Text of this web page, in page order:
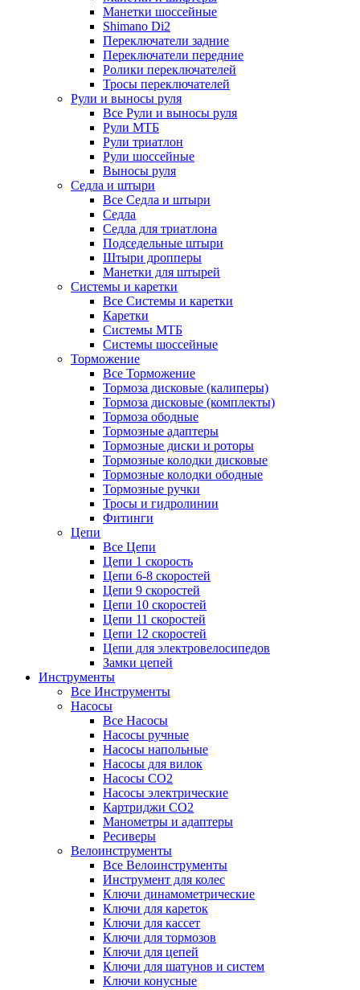
Манетки шоссейные
Shimano Di2
Переключатели задние
Переключатели передние
Ролики переключателей
Тросы переключателей
Рули и выносы руля
Все Рули и выносы руля
Рули МТБ
Рули триатлон
Рули шоссейные
Выносы руля
Седла и штыри
Все Седла и штыри
Седла
Седла для триатлона
Подседельные штыри
Штыри дропперы
Манетки для штырей
Системы и каретки
Все Системы и каретки
Каретки
Системы МТБ
Системы шоссейные
Торможение
Все Торможение
Тормоза дисковые (калиперы)
Тормоза дисковые (комплекты)
Тормоза ободные
Тормозные адаптеры
Тормозные диски и роторы
Тормозные колодки дисковые
Тормозные колодки ободные
Тормозные ручки
Тросы и гидролинии
Фитинги
Цепи
Все Цепи
Цепи 1 скорость
Цепи 6-8 скоростей
Цепи 9 скоростей
Цепи 10 скоростей
Цепи 11 скоростей
Цепи 12 скоростей
Цепи для электровелосипедов
Замки цепей
Инструменты
Все Инструменты
Насосы
Все Насосы
Насосы ручные
Насосы напольные
Насосы для вилок
Насосы CO2
Насосы электрические
Картриджи CO2
Манометры и адаптеры
Ресиверы
Велоинструменты
Все Велоинструменты
Инструмент для колес
Ключи динамометрические
Ключи для кареток
Ключи для кассет
Ключи для тормозов
Ключи для цепей
Ключи для шатунов и систем
Ключи конусные